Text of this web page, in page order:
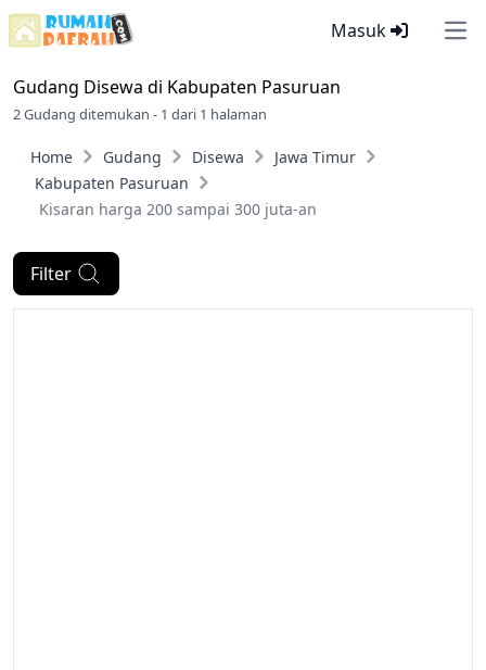
Masuk
Gudang Disewa di Kabupaten Pasuruan
2 Gudang ditemukan - 1 dari 1 halaman
Home Gudang Disewa
Jawa Timur
Kabupaten Pasuruan
Kisaran harga 200 sampai 300 juta-an
Filter